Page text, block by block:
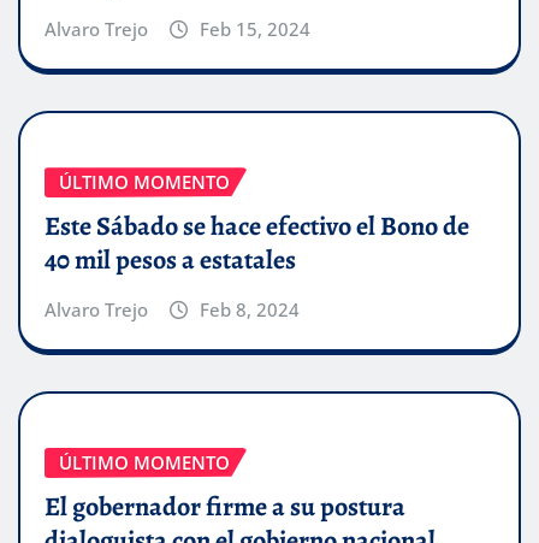
Alvaro Trejo Feb 15, 2024
ÚLTIMO MOMENTO
Este Sábado se hace efectivo el Bono de
40 mil pesos a estatales
Alvaro Trejo Feb 8, 2024
ÚLTIMO MOMENTO
El gobernador firme a su postura